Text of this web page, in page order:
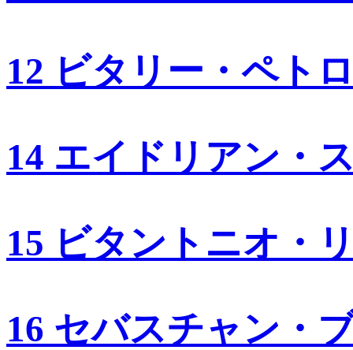
12 ビタリー・ペト
14 エイドリアン・
15 ビタントニオ・
16 セバスチャン・